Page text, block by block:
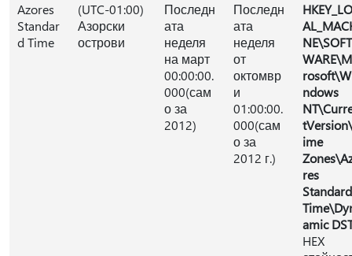
Azores
Standar
d Time
(UTC-01:00)
Азорски
острови
Последн
ата
неделя
на март
00:00:00.
000(сам
о за
2012)
Последн
ата
неделя
от
октомвр
и
01:00:00.
000(сам
о за
2012 г.)
NE\SOFT
ndows
ime
res
Standard
amic
HEX